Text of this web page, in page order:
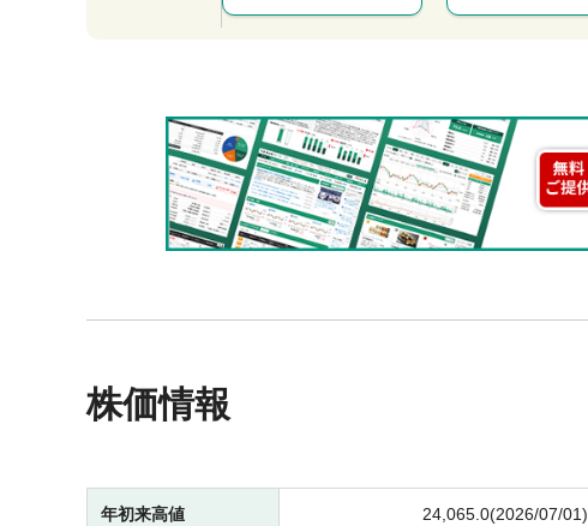
株価情報
年初来高値 24,065.0(2026/07/01)